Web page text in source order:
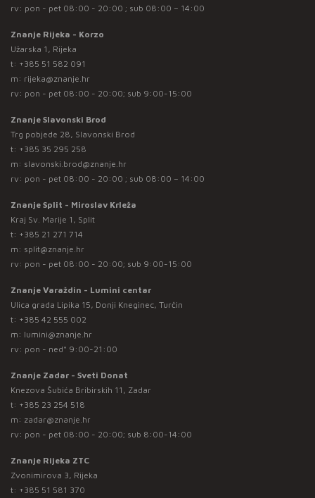
rv: pon - pet 08:00 - 20:00 ; sub 08:00 – 14:00
Znanje Rijeka - Korzo
Užarska 1, Rijeka
t: +385 51 582 091
m: rijeka@znanje.hr
rv: pon - pet 08:00 - 20:00; sub 9:00-15:00
Znanje Slavonski Brod
Trg pobjede 28, Slavonski Brod
t: +385 35 295 258
m: slavonski.brod@znanje.hr
rv: pon - pet 08:00 - 20:00 ; sub 08:00 – 14:00
Znanje Split - Miroslav Krleža
Kraj Sv. Marije 1, Split
t: +385 21 271 714
m: split@znanje.hr
rv: pon - pet 08:00 - 20:00; sub 9:00-15:00
Znanje Varaždin - Lumini centar
Ulica grada Lipika 15, Donji Kneginec, Turčin
t: +385 42 555 002
m: lumini@znanje.hr
rv: pon - ned* 9:00-21:00
Znanje Zadar - Sveti Donat
Knezova Šubića Bribirskih 11, Zadar
t: +385 23 254 518
m: zadar@znanje.hr
rv: pon - pet 08:00 - 20:00; sub 8:00-14:00
Znanje Rijeka ZTC
Zvonimirova 3, Rijeka
t: +385 51 581 370